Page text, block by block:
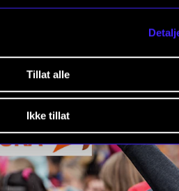
Tillat alle
Ikke tillat